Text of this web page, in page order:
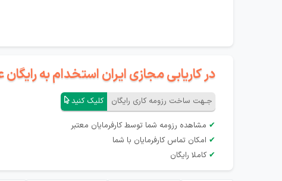
در کاریابی مجازی ایران استخدام به
جـهت ساخت رزومه کاری رایگان کلیک کنید
✔ مشاهده رزومه شما توسط کارفرمایان معتبر
✔ امکان تماس کارفرمایان با شما
✔ کاملا رایگان